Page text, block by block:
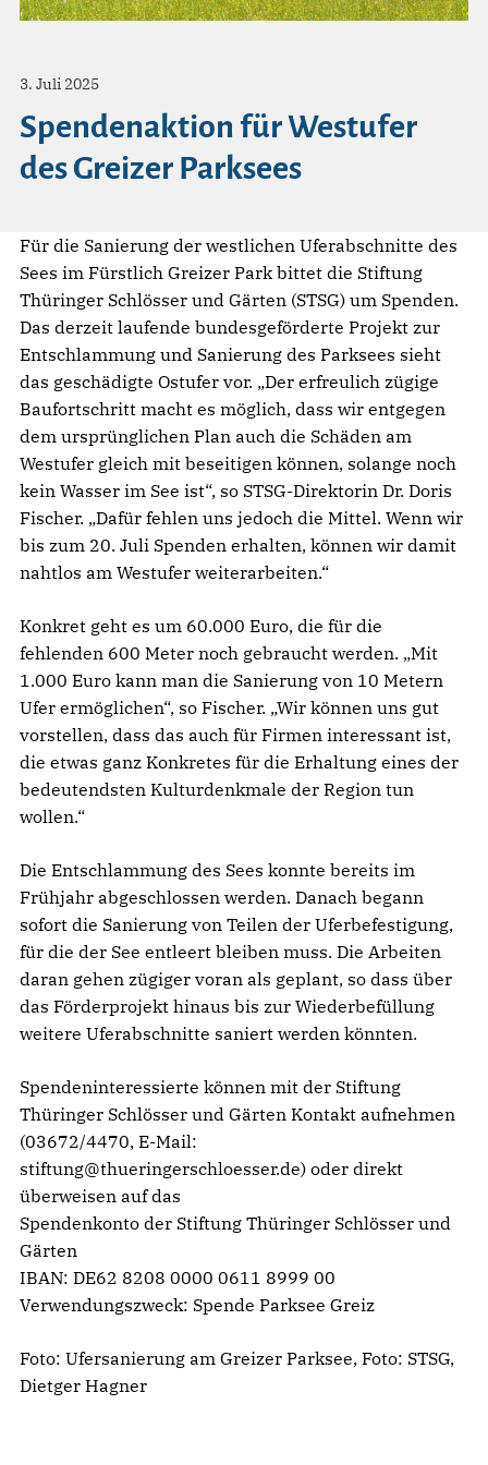
3. Juli 2025
Spendenaktion für Westufer
des Greizer Parksees
Für die Sanierung der westlichen Uferabschnitte des
Sees im Fürstlich Greizer Park bittet die Stiftung
Thüringer Schlösser und Gärten (STSG) um Spenden.
Das derzeit laufende bundesgeförderte Projekt zur
Entschlammung und Sanierung des Parksees sieht
das geschädigte Ostufer vor. „Der erfreulich zügige
Baufortschritt macht es möglich, dass wir entgegen
dem ursprünglichen Plan auch die Schäden am
Westufer gleich mit beseitigen können, solange noch
kein Wasser im See ist“, so STSG-Direktorin Dr. Doris
Fischer. „Dafür fehlen uns jedoch die Mittel. Wenn wir
bis zum 20. Juli Spenden erhalten, können wir damit
nahtlos am Westufer weiterarbeiten.“
Konkret geht es um 60.000 Euro, die für die
fehlenden 600 Meter noch gebraucht werden. „Mit
1.000 Euro kann man die Sanierung von 10 Metern
Ufer ermöglichen“, so Fischer. „Wir können uns gut
vorstellen, dass das auch für Firmen interessant ist,
die etwas ganz Konkretes für die Erhaltung eines der
bedeutendsten Kulturdenkmale der Region tun
wollen.“
Die Entschlammung des Sees konnte bereits im
Frühjahr abgeschlossen werden. Danach begann
sofort die Sanierung von Teilen der Uferbefestigung,
für die der See entleert bleiben muss. Die Arbeiten
daran gehen zügiger voran als geplant, so dass über
das Förderprojekt hinaus bis zur Wiederbefüllung
weitere Uferabschnitte saniert werden könnten.
Spendeninteressierte können mit der Stiftung
Thüringer Schlösser und Gärten Kontakt aufnehmen
(03672/4470, E-Mail:
stiftung@thueringerschloesser.de) oder direkt
überweisen auf das
Spendenkonto der Stiftung Thüringer Schlösser und
Gärten
IBAN: DE62 8208 0000 0611 8999 00
Verwendungszweck: Spende Parksee Greiz
Foto: Ufersanierung am Greizer Parksee, Foto: STSG,
Dietger Hagner